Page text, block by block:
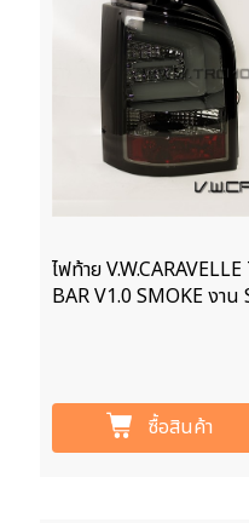
ไฟท้าย
BAR V1.0 SMOKE งาน
ซื้อสินค้า